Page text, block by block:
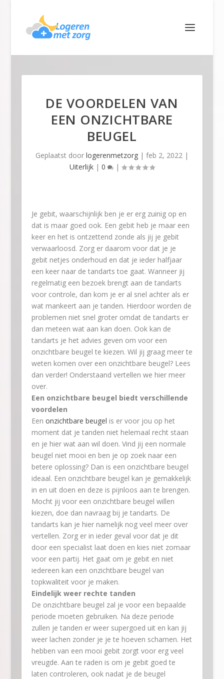
DE VOORDELEN VAN
EEN ONZICHTBARE
BEUGEL
Geplaatst door logerenmetzorg| feb 2, 2022|
Uiterlijk| 0 |
Je gebit, waarschijnlijk ben je er erg zuinig op en
dat is maar goed ook. Een gebit heb je maar een
keer en het is ontzettend zonde als jij je gebit
verwaarloosd. Zorg er daarom voor dat je je
gebit netjes onderhoud en dat je ieder halfjaar
een keer naar de tandarts toe gaat. Wanneer jij
regelmatig een bezoek brengt aan de tandarts
voor controle, dan kom je er al snel achter als er
wat mankeert aan je tanden. Hierdoor worden de
problemen niet snel groter omdat de tandarts er
dan meteen wat aan kan doen. Ook kan de
tandarts je het advies geven om voor een
onzichtbare beugel te kiezen. Wil jij graag meer te
weten komen over een onzichtbare beugel? Lees
dan verder! Onderstaand vertellen we hier meer
over.
Een onzichtbare beugel biedt verschillende
voordelen
Een onzichtbare beugel is er voor jou op het
moment dat je tanden niet helemaal recht staan
en je hier wat aan wil doen. Vind jij een normale
beugel niet mooi en ben je op zoek naar een
betere oplossing? Dan is een onzichtbare beugel
ideaal. Een onzichtbare beugel kan je gemakkelijk
in en uit doen en deze is pijnloos aan te brengen.
Mocht jij voor een onzichtbare beugel willen
kiezen, doe dan navraag bij je tandarts. De
tandarts kan je hier namelijk nog veel meer over
vertellen. Zorg er in ieder geval voor dat je dit
door een specialist laat doen en kies niet zomaar
voor een partij. Het gaat om je gebit en niet
iedereen kan een onzichtbare beugel van
topkwaliteit voor je maken.
Eindelijk weer rechte tanden
De onzichtbare beugel zal je voor een bepaalde
periode moeten gebruiken. Na deze periode
zullen je tanden er weer supergoed uit en kan jij
weer lachen zonder je je te hoeven schamen. Het
hebben van een mooi gebit zorgt voor erg veel
vreugde. Aan te raden is om je gebit goed te
laten controleren, ook nadat je de beugel